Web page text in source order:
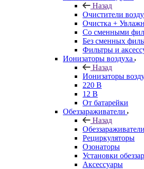
Назад
Очистители
Очистка +
Cо сменными
Без сменных
Фильтры и
Ионизаторы воздуха
Назад
Ионизаторы
220 В
12 В
От батарейки
Обеззараживатели
Назад
Обеззараживатели
Рециркуляторы
Озонаторы
Установки
Аксессуары